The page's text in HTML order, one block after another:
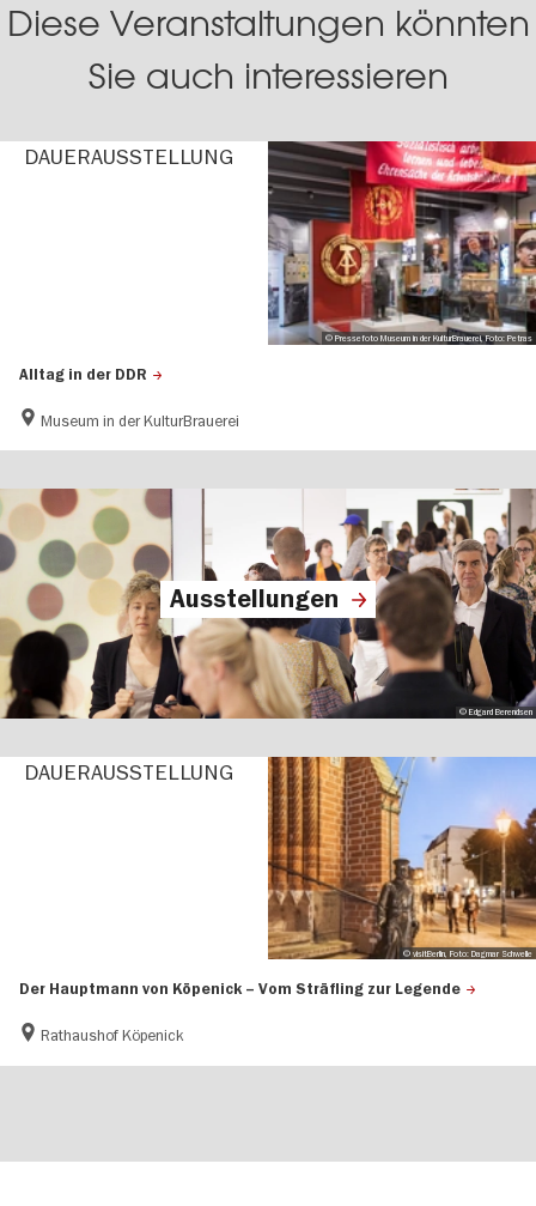
Diese Veranstaltungen könnten
Sie auch interessieren
Alltag in der DDR
Museum in der KulturBrauerei
DAUER­AUS­STEL­LUNG
© Pressefoto Museum in der KulturBrauerei, Foto: Petras
Ausstellungen
© Edgard Berendsen
Der Hauptmann von Köpenick – Vom Sträfling zur Legende
Rathaushof Köpenick
DAUER­AUS­STEL­LUNG
© visitBerlin, Foto: Dagmar Schwelle